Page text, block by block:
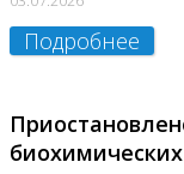
Подробнее